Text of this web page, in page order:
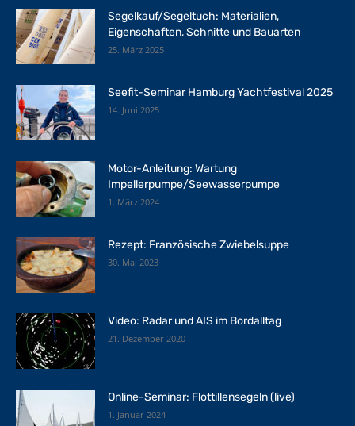
Segelkauf/Segeltuch: Materialien,
Eigenschaften, Schnitte und Bauarten
25. März 2025
Seefit-Seminar Hamburg Yachtfestival 2025
14. Juni 2025
Motor-Anleitung: Wartung
Impellerpumpe/Seewasserpumpe
1. März 2024
Rezept: Französische Zwiebelsuppe
30. Mai 2023
Video: Radar und AIS im Bordalltag
21. Dezember 2020
Online-Seminar: Flottillensegeln (live)
1. Januar 2024